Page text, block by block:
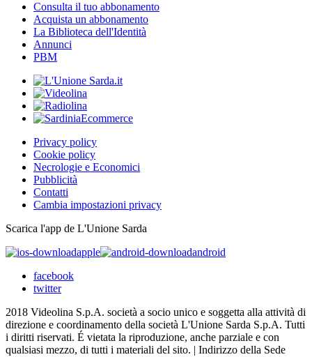
Consulta il tuo abbonamento
Acquista un abbonamento
La Biblioteca dell'Identità
Annunci
PBM
Privacy policy
Cookie policy
Necrologie e Economici
Pubblicità
Contatti
Cambia impostazioni privacy
Scarica l'app de L'Unione Sarda
apple
android
facebook
twitter
2018 Videolina S.p.A. società a socio unico e soggetta alla attività di
direzione e coordinamento della società L'Unione Sarda S.p.A. Tutti
i diritti riservati. É vietata la riproduzione, anche parziale e con
qualsiasi mezzo, di tutti i materiali del sito. | Indirizzo della Sede